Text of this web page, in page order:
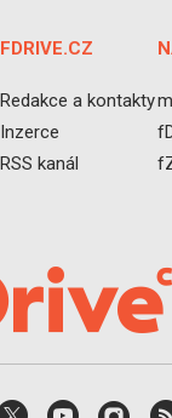
FDRIVE.CZ
Redakce a kontakty
Inzerce
RSS kanál